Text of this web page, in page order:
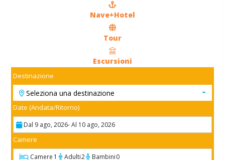
Nave+Hotel
Tour
Escursioni
Destinazione
Seleziona una destinazione
Date (Andata/Ritorno)
Dal 9 ago, 2026- Al 10 ago, 2026
Camere
Camere 1 Adulti2 Bambini0